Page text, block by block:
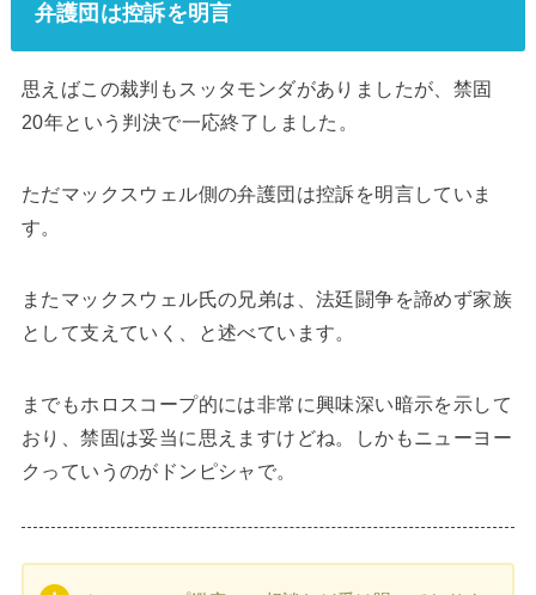
弁護団は控訴を明言
思えばこの裁判もスッタモンダがありましたが、禁固
20年という判決で一応終了しました。
ただマックスウェル側の弁護団は控訴を明言していま
す。
またマックスウェル氏の兄弟は、法廷闘争を諦めず家族
として支えていく、と述べています。
までもホロスコープ的には非常に興味深い暗示を示して
おり、禁固は妥当に思えますけどね。しかもニューヨー
クっていうのがドンピシャで。